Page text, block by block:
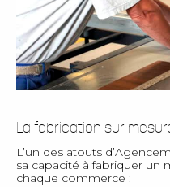
La fabrication sur
L’un des atouts
sa capacité à fabriquer un
chaque commerce :